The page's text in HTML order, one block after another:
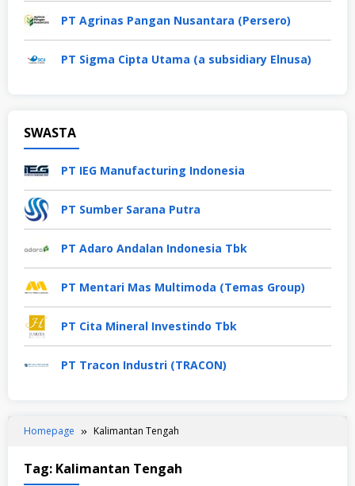
PT Agrinas Pangan Nusantara (Persero)
PT Sigma Cipta Utama (a subsidiary Elnusa)
SWASTA
PT IEG Manufacturing Indonesia
PT Sumber Sarana Putra
PT Adaro Andalan Indonesia Tbk
PT Mentari Mas Multimoda (Temas Group)
PT Cita Mineral Investindo Tbk
PT Tracon Industri (TRACON)
Homepage Kalimantan Tengah
Tag: Kalimantan Tengah